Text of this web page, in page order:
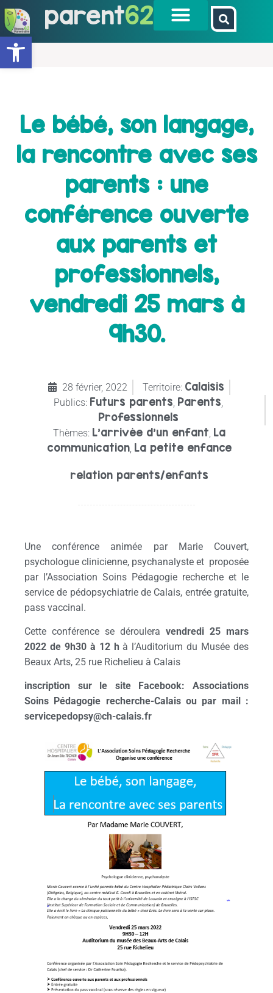
Ouvrir la barre d’outils
parent62
Le bébé, son langage,
la rencontre avec ses
parents : une
conférence ouverte
aux parents et
professionnels,
vendredi 25 mars à
9h30.
28 février, 2022 Territoire: Calaisis
Publics: Futurs parents Parents
Professionnels
Thèmes: L'arrivée d'un enfant La
communication, La petite enfance
relation parents/enfants
Une conférence animée par Marie Couvert,
psychologue clinicienne, psychanalyste et proposée
par l’Association Soins Pédagogie recherche et le
service de pédopsychiatrie de Calais, entrée gratuite,
pass vaccinal.
Cette conférence se déroulera vendredi 25 mars
2022 de 9h30 à 12 h à l’Auditorium du Musée des
Beaux Arts, 25 rue Richelieu à Calais
inscription sur le site Facebook: Associations
Soins Pédagogie recherche-Calais ou par mail :
servicepedopsy@ch-calais.fr